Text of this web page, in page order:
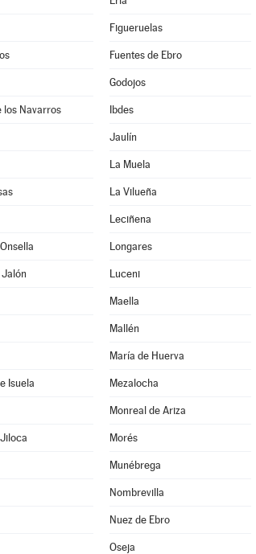
Figueruelas
Fuentes de Ebro
Godojos
los Navarros Ibdes
Jaulín
La Muela
La Vilueña
Leciñena
Longares
Luceni
Maella
Mallén
María de Huerva
Isuela Mezalocha
Monreal de Ariza
Morés
Munébrega
Nombrevilla
Nuez de Ebro
Oseja